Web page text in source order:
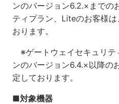
ンのバージョン6.2.×までの
ティプラン、Liteのお客様
おります。
※ゲートウェイセキュリテ
ンのバージョン6.4.×以降の
定しております。
■対象機器